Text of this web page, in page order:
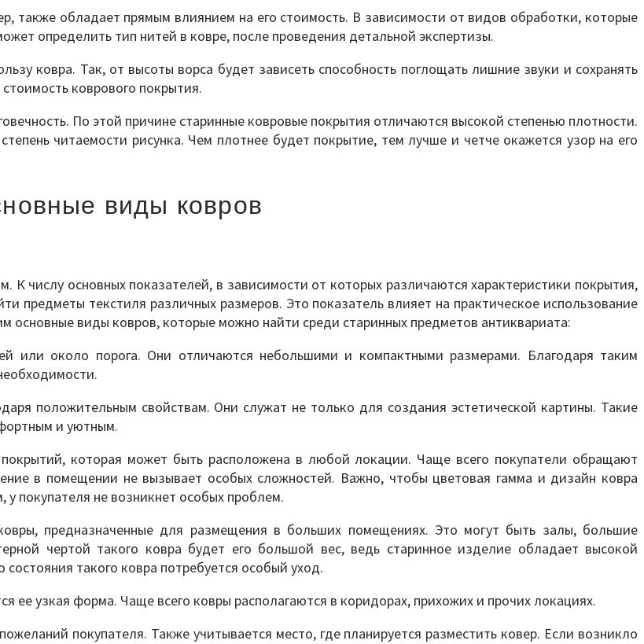
также обладает прямым влиянием на его стоимость. В зависимости от видов обработки, которые
определить тип нитей в ковре, после проведения детальной экспертизы.
ковра. Так, от высоты ворса будет зависеть способность поглощать лишние звуки и сохранять
коврового покрытия.
По этой причине старинные ковровые покрытия отличаются высокой степенью плотности.
читаемости рисунка. Чем плотнее будет покрытие, тем лучше и четче окажется узор на его
виды ковров
К числу основных показателей, в зависимости от которых различаются характеристики покрытия,
предметы текстиля различных размеров. Это показатель влияет на практическое использование
основные виды ковров, которые можно найти среди старинных предметов антиквариата:
или около порога. Они отличаются небольшими и компактными размерами. Благодаря таким
положительным свойствам. Они служат не только для создания эстетической картины. Такие
и уютным.
которая может быть расположена в любой локации. Чаще всего покупатели обращают
в помещении не вызывает особых сложностей. Важно, чтобы цветовая гамма и дизайн ковра
покупателя не возникнет особых проблем.
предназначенные для размещения в больших помещениях. Это могут быть залы, большие
чертой такого ковра будет его большой вес, ведь старинное изделие обладает высокой
такого ковра потребуется особый уход.
ее узкая форма. Чаще всего ковры располагаются в коридорах, прихожих и прочих локациях.
покупателя. Также учитывается место, где планируется разместить ковер. Если возникло